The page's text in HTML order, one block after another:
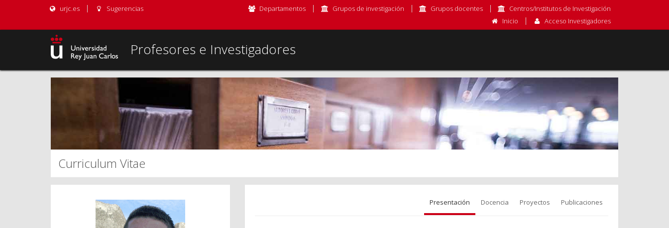
urjc.es Sugerencias Departamentos Grupos de investigación Grupos docentes
Centros/Institutos de Investigación
Inicio
Acceso Investigadores
Profesores e Investigadores
Curriculum Vitae
Presentación Docencia Proyectos Publicaciones